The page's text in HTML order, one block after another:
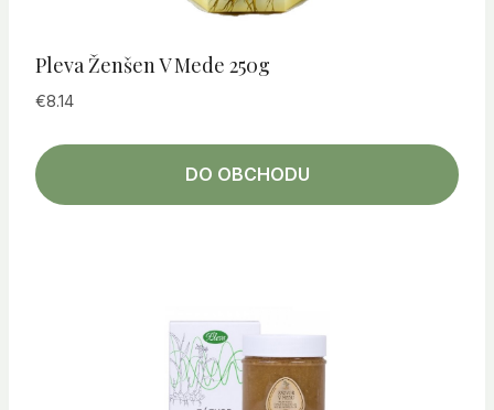
Pleva Ženšen V Mede 250g
€8.14
DO OBCHODU